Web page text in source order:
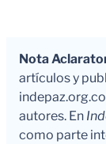
Nota
artículos y
autores. En
como parte